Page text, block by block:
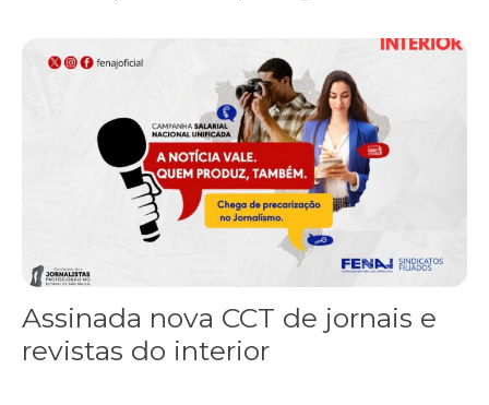
Assinada nova CCT de jornais e revistas do interior
Assinada nova CCT de jornais e
revistas do interior